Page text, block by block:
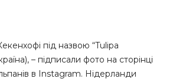
під назвою “Tulipa
– підписали фото на сторінці
в Instagram. Нідерланди